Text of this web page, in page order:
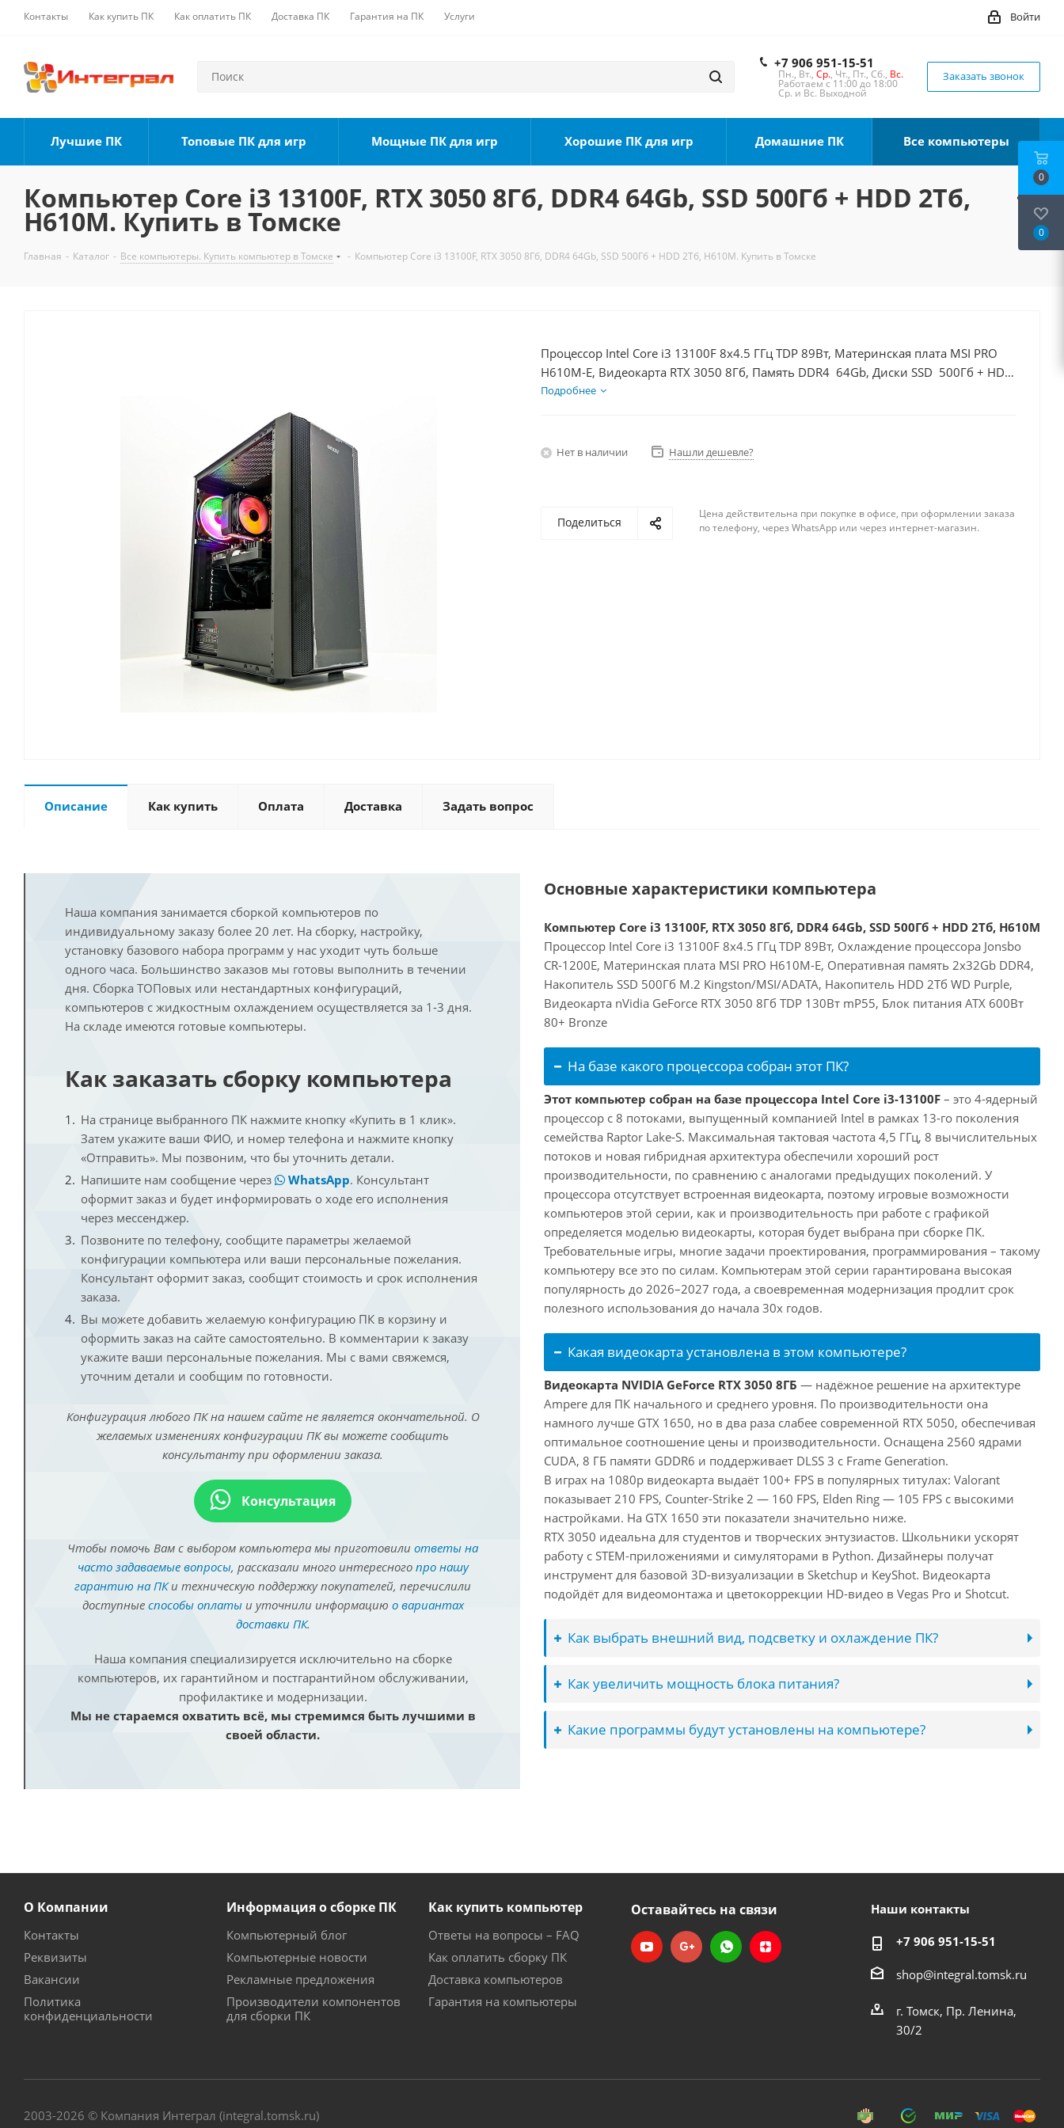
Контакты Как купить ПК Как оплатить ПК Доставка ПК Гарантия на ПК Услуги Войти
+7 906 951-15-51
Пн., Вт., Ср., Чт., Пт., Сб., Вс.
Работаем с 11:00 до 18:00
Ср. и Вс. Выходной
Заказать звонок
Лучшие ПК Топовые ПК для игр Мощные ПК для игр Хорошие ПК для игр Домашние ПК Все компьютеры
Компьютер Core i3 13100F, RTX 3050 8Гб, DDR4 64Gb, SSD 500Гб + HDD 2Тб,
H610M. Купить в Томске
Главная - Каталог - Все компьютеры. Купить компьютер в Томске - Компьютер Core i3 13100F, RTX 3050 8Гб, DDR4 64Gb, SSD 500Гб + HDD 2Тб, H610M. Купить в Томске
Процессор Intel Core i3 13100F 8x4.5 ГГц TDP 89Вт, Материнская плата MSI PRO
H610M-E, Видеокарта RTX 3050 8Гб, Память DDR4 64Gb, Диски SSD 500Гб + HDD
2Тб, БП 600Вт
Подробнее
Нет в наличии Нашли дешевле?
Поделиться
Цена действительна при покупке в офисе, при оформлении заказа
по телефону, через WhatsApp или через интернет-магазин.
Описание Как купить Оплата Доставка Задать вопрос
Наша компания занимается сборкой компьютеров по
индивидуальному заказу более 20 лет. На сборку, настройку,
установку базового набора программ у нас уходит чуть больше
одного часа. Большинство заказов мы готовы выполнить в течении
дня. Сборка ТОПовых или нестандартных конфигураций,
компьютеров с жидкостным охлаждением осуществляется за 1-3 дня.
На складе имеются готовые компьютеры.
Как заказать сборку компьютера
На странице выбранного ПК нажмите кнопку «Купить в 1 клик».
Затем укажите ваши ФИО, и номер телефона и нажмите кнопку
«Отправить». Мы позвоним, что бы уточнить детали.
Напишите нам сообщение через
WhatsApp. Консультант
оформит заказ и будет информировать о ходе его исполнения
через мессенджер.
Позвоните по телефону, сообщите параметры желаемой
конфигурации компьютера или ваши персональные пожелания.
Консультант оформит заказ, сообщит стоимость и срок исполнения
заказа.
Вы можете добавить желаемую конфигурацию ПК в корзину и
оформить заказ на сайте самостоятельно. В комментарии к заказу
укажите ваши персональные пожелания. Мы с вами свяжемся,
уточним детали и сообщим по готовности.
Конфигурация любого ПК на нашем сайте не является окончательной. О
желаемых изменениях конфигурации ПК вы можете сообщить
консультанту при оформлении заказа.
Консультация
Чтобы помочь Вам с выбором компьютера мы приготовили ответы на
часто задаваемые вопросы, рассказали много интересного про нашу
гарантию на ПКи техническую поддержку покупателей, перечислили
доступные способы оплатыи уточнили информацию о вариантах
доставки ПК.
Наша компания специализируется исключительно на сборке
компьютеров, их гарантийном и постгарантийном обслуживании,
профилактике и модернизации.
Мы не стараемся охватить всё, мы стремимся быть лучшими в
своей области.
Основные характеристики компьютера
Компьютер Core i3 13100F, RTX 3050 8Гб, DDR4 64Gb, SSD 500Гб + HDD 2Тб, H610M
Процессор Intel Core i3 13100F 8x4.5 ГГц TDP 89Вт, Охлаждение процессора Jonsbo
CR-1200E, Материнская плата MSI PRO H610M-E, Оперативная память 2x32Gb DDR4,
Накопитель SSD 500Гб M.2 Kingston/MSI/ADATA, Накопитель HDD 2Тб WD Purple,
Видеокарта nVidia GeForce RTX 3050 8Гб TDP 130Вт mP55, Блок питания ATX 600Вт
80+ Bronze
На базе какого процессора собран этот ПК?
Этот компьютер собран на базе процессора Intel Core i3-13100F – это 4-ядерный
процессор с 8 потоками, выпущенный компанией Intel в рамках 13-го поколения
семейства Raptor Lake-S. Максимальная тактовая частота 4,5 ГГц, 8 вычислительных
потоков и новая гибридная архитектура обеспечили хороший рост
производительности, по сравнению с аналогами предыдущих поколений. У
процессора отсутствует встроенная видеокарта, поэтому игровые возможности
компьютеров этой серии, как и производительность при работе с графикой
определяется моделью видеокарты, которая будет выбрана при сборке ПК.
Требовательные игры, многие задачи проектирования, программирования – такому
компьютеру все это по силам. Компьютерам этой серии гарантирована высокая
популярность до 2026–2027 года, а своевременная модернизация продлит срок
полезного использования до начала 30х годов.
Какая видеокарта установлена в этом компьютере?
Видеокарта NVIDIA GeForce RTX 3050 8ГБ — надёжное решение на архитектуре
Ampere для ПК начального и среднего уровня. По производительности она
намного лучше GTX 1650, но в два раза слабее современной RTX 5050, обеспечивая
оптимальное соотношение цены и производительности. Оснащена 2560 ядрами
CUDA, 8 ГБ памяти GDDR6 и поддерживает DLSS 3 с Frame Generation.
В играх на 1080p видеокарта выдаёт 100+ FPS в популярных титулах: Valorant
показывает 210 FPS, Counter-Strike 2 — 160 FPS, Elden Ring — 105 FPS с высокими
настройками. На GTX 1650 эти показатели значительно ниже.
RTX 3050 идеальна для студентов и творческих энтузиастов. Школьники ускорят
работу с STEM-приложениями и симуляторами в Python. Дизайнеры получат
инструмент для базовой 3D-визуализации в Sketchup и KeyShot. Видеокарта
подойдёт для видеомонтажа и цветокоррекции HD-видео в Vegas Pro и Shotcut.
Как выбрать внешний вид, подсветку и охлаждение ПК?
Как увеличить мощность блока питания?
Какие программы будут установлены на компьютере?
О Компании
Контакты
Реквизиты
Вакансии
Политика
конфиденциальности
Информация о сборке ПК
Компьютерный блог
Компьютерные новости
Рекламные предложения
Производители компонентов
для сборки ПК
Как купить компьютер
Ответы на вопросы – FAQ
Как оплатить сборку ПК
Доставка компьютеров
Гарантия на компьютеры
Оставайтесь на связи Наши контакты
+7 906 951-15-51
shop@integral.tomsk.ru
г. Томск, Пр. Ленина,
30/2
2003-2026 © Компания Интеграл (integral.tomsk.ru)
0
0